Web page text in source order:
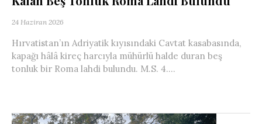
24 Haziran 2026
Hırvatistan’ın Adriyatik kıyısındaki Cavtat kasabasında,
kapağı hâlâ kireç harcıyla mühürlü halde duran beş
tonluk bir Roma lahdi bulundu. M.S. 4....